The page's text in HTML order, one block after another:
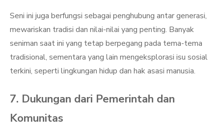
Seni ini juga berfungsi sebagai penghubung antar generasi,
mewariskan tradisi dan nilai-nilai yang penting. Banyak
seniman saat ini yang tetap berpegang pada tema-tema
tradisional, sementara yang lain mengeksplorasi isu sosial
terkini, seperti lingkungan hidup dan hak asasi manusia.
7. Dukungan dari Pemerintah dan
Komunitas